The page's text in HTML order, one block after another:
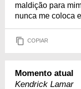
maldição para
nunca me coloca
COPIAR
Momento atual
Kendrick Lamar